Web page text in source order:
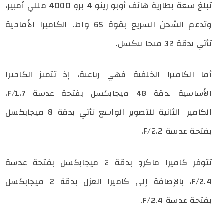
تبلغ سعة بطارية هاتف أوبو رينو 4 برو 4000 مللي أمبير،
وتدعم الشحن السريع بقوة 65 واط. الكاميرا الأمامية
تأتي بدقة 32 ميجا بيكسل.
أما الكاميرا الخلفية فهي رباعية، إذ تتميز الكاميرا
الأساسية بدقة 48 ميجابكسل بفتحة عدسة F/1.7.
الكاميرا الثانية للتصوير الواسع تأتي بدقة 8 ميجابكسل
بفتحة عدسة F/2.2.
تتوفر كاميرا ماكرو بدقة 2 ميجابكسل بفتحة عدسة
F/2.4، بالإضافة إلى كاميرا العزل بدقة 2 ميجابكسل
بفتحة عدسة F/2.4.